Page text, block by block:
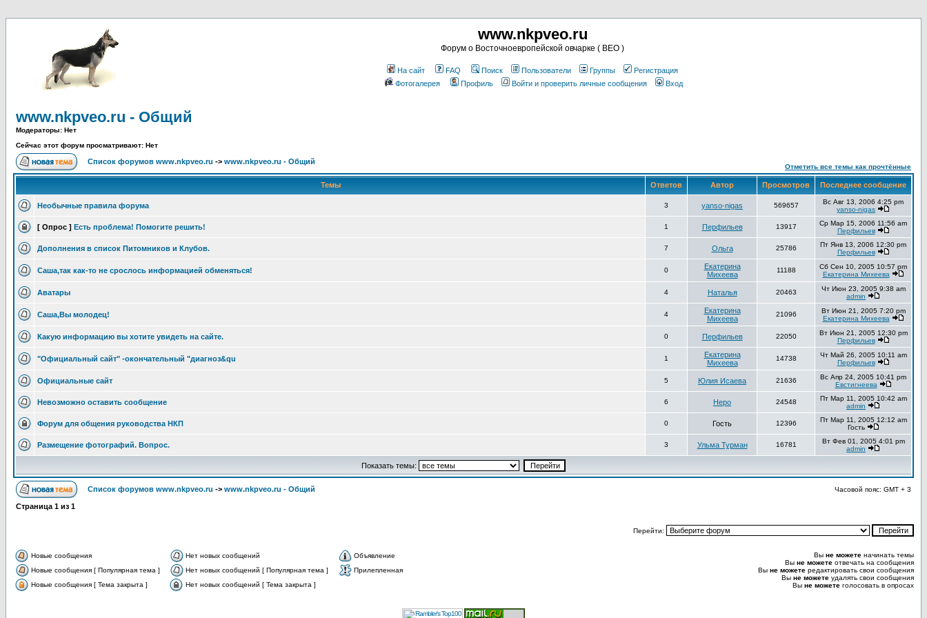
www.nkpveo.ru
Форум о Восточноевропейской овчарке ( ВЕО )
На сайт FAQ Поиск Пользователи Группы
Регистрация
Фотогалерея
Профиль Войти и проверить личные сообщения Вход
www.nkpveo.ru - Общий
Модераторы: Нет
Сейчас этот форум просматривают: Нет
Список форумов www.nkpveo.ru -> www.nkpveo.ru - Общий
Отметить все темы как прочтённые
Темы Ответов Автор Просмотров Последнее сообщение
Необычные правила форума 3 yanso-nigas 569657
Вс Авг 13, 2006 4:25 pm
yanso-nigas
[ Опрос ] Есть проблема! Помогите решить! 1 Перфильев 13917
Ср Мар 15, 2006 11:56 am
Перфильев
Дополнения в список Питомников и Клубов. 7 Ольга 25786
Пт Янв 13, 2006 12:30 pm
Перфильев
Саша,так как-то не срослось информацией обменяться! 0
Екатерина
Михеева
11188
Сб Сен 10, 2005 10:57 pm
Екатерина Михеева
Аватары 4 Наталья 20463
Чт Июн 23, 2005 9:38 am
admin
Саша,Вы молодец! 4
Екатерина
Михеева
21096
Вт Июн 21, 2005 7:20 pm
Екатерина Михеева
Какую информацию вы хотите увидеть на сайте. 0 Перфильев 22050
Вт Июн 21, 2005 12:30 pm
Перфильев
"Официальный сайт" -окончательный "диагноз&qu 1
Екатерина
Михеева
14738
Чт Май 26, 2005 10:11 am
Перфильев
Официальные сайт 5 Юлия Исаева 21636
Вс Апр 24, 2005 10:41 pm
Евстигнеева
Невозможно оставить сообщение 6 Неро 24548
Пт Мар 11, 2005 10:42 am
admin
Форум для общения руководства НКП 0 Гость 12396
Пт Мар 11, 2005 12:12 am
Гость
Размещение фотографий. Вопрос. 3 Ульма Турман 16781
Вт Фев 01, 2005 4:01 pm
admin
Показать темы:
Список форумов www.nkpveo.ru -> www.nkpveo.ru - Общий Часовой пояс: GMT + 3
Страница 1 из 1
Перейти:
Новые сообщения Нет новых сообщений
Объявление
Новые сообщения [ Популярная тема ]
Нет новых сообщений [ Популярная тема ]
Прилепленная
Новые сообщения [ Тема закрыта ]
Нет новых сообщений [ Тема закрыта ]
Вы не можете начинать темы
Вы не можете отвечать на сообщения
Вы не можете редактировать свои сообщения
Вы не можете удалять свои сообщения
Вы не можете голосовать в опросах